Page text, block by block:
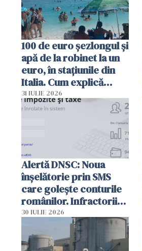
100 de euro șezlongul și
apă de la robinet la un
euro, în stațiunile din
Italia. Cum explică
autoritățile
31 IULIE 2026
Alertă DNSC: Noua
înșelătorie prin SMS
care golește conturile
românilor. Infractorii
folosesc numele
Ghișeul.ro și al Poliției
Române
30 IULIE 2026